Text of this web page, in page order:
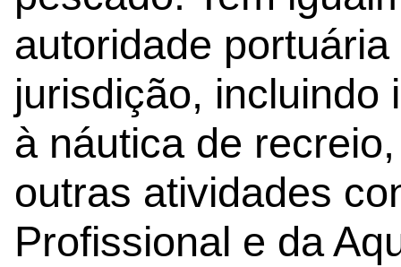
autoridade
jurisdição, incluindo
à náutica de
outras atividades
Profissional e da